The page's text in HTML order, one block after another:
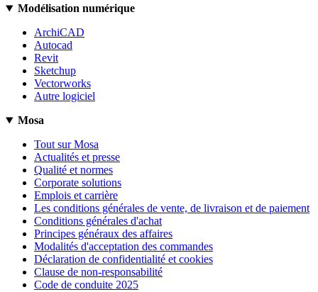
Modélisation numérique
ArchiCAD
Autocad
Revit
Sketchup
Vectorworks
Autre logiciel
Mosa
Tout sur Mosa
Actualités et presse
Qualité et normes
Corporate solutions
Emplois et carrière
Les conditions générales de vente, de livraison et de paiement
Conditions générales d'achat
Principes généraux des affaires
Modalités d'acceptation des commandes
Déclaration de confidentialité et cookies
Clause de non-responsabilité
Code de conduite 2025